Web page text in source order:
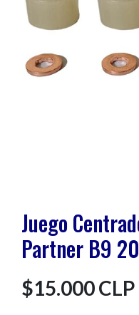
Juego
Partner B9
$15.000 CLP